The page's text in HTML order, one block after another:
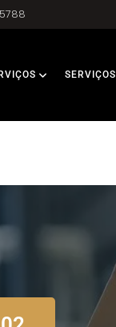
SERVIÇOS